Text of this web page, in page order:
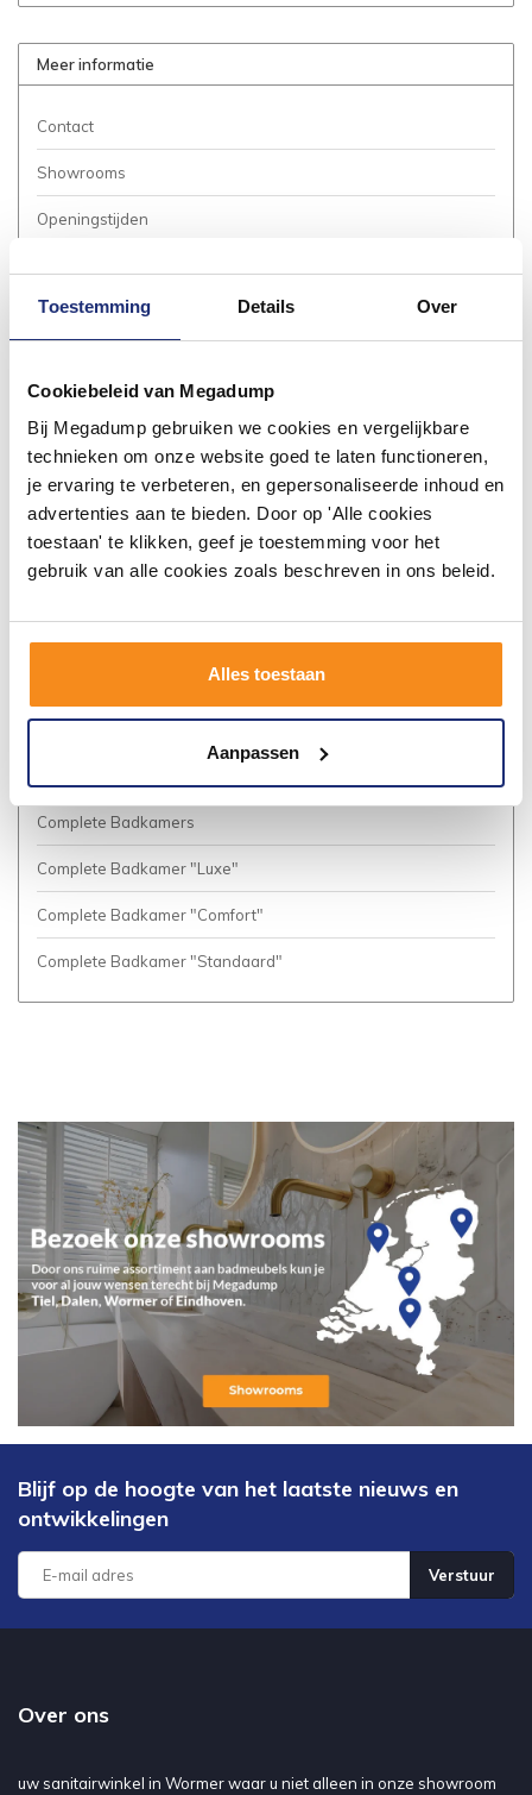
Toestemming Details Over
Cookiebeleid van Megadump
Bij Megadump gebruiken we cookies en vergelijkbare
technieken om onze website goed te laten functioneren,
je ervaring te verbeteren, en gepersonaliseerde inhoud en
advertenties aan te bieden. Door op 'Alle cookies
toestaan' te klikken, geef je toestemming voor het
gebruik van alle cookies zoals beschreven in ons beleid.
Alles toestaan
Aanpassen
Meer informatie
Contact
Showrooms
Openingstijden
Betalen
Annuleren / Retourneren
Garantie / Klachten
Service Aanvraag
Algemene voorwaarden
Complete Badkamers
Complete Badkamer "Luxe"
Complete Badkamer "Comfort"
Complete Badkamer "Standaard"
Blijf op de hoogte van het laatste nieuws en
ontwikkelingen
Verstuur
Over ons
uw sanitairwinkel in Wormer waar u niet alleen in onze showroom